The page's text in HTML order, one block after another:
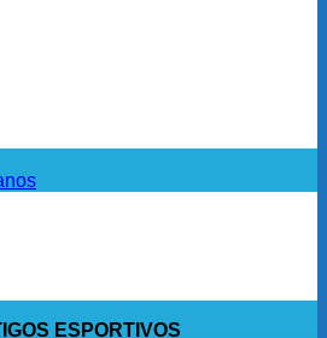
ESPORTIVOS